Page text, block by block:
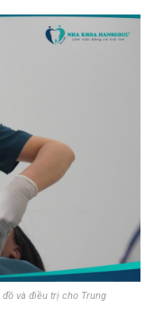
và điều trị cho Trung